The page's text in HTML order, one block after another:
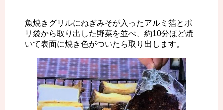
魚焼きグリルにねぎみそが入ったアルミ箔とポ
リ袋から取り出した野菜を並べ、約10分ほど焼
いて表面に焼き色がついたら取り出します。